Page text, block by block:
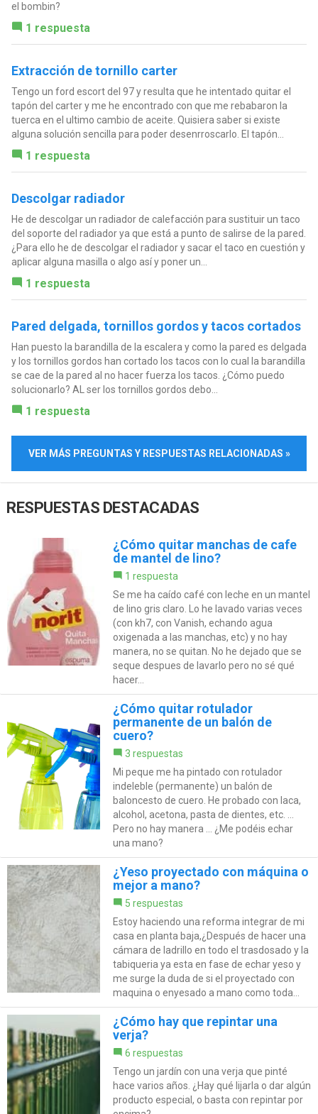
el bombin?
1 respuesta
Extracción de tornillo carter
Tengo un ford escort del 97 y resulta que he intentado quitar el
tapón del carter y me he encontrado con que me rebabaron la
tuerca en el ultimo cambio de aceite. Quisiera saber si existe
alguna solución sencilla para poder desenrroscarlo. El tapón...
1 respuesta
Descolgar radiador
He de descolgar un radiador de calefacción para sustituir un taco
del soporte del radiador ya que está a punto de salirse de la pared.
¿Para ello he de descolgar el radiador y sacar el taco en cuestión y
aplicar alguna masilla o algo así y poner un...
1 respuesta
Pared delgada, tornillos gordos y tacos cortados
Han puesto la barandilla de la escalera y como la pared es delgada
y los tornillos gordos han cortado los tacos con lo cual la barandilla
se cae de la pared al no hacer fuerza los tacos. ¿Cómo puedo
solucionarlo? AL ser los tornillos gordos debo...
1 respuesta
VER MÁS PREGUNTAS Y RESPUESTAS RELACIONADAS »
RESPUESTAS DESTACADAS
¿Cómo quitar manchas de cafe
de mantel de lino?
1 respuesta
Se me ha caído café con leche en un mantel
de lino gris claro. Lo he lavado varias veces
(con kh7, con Vanish, echando agua
oxigenada a las manchas, etc) y no hay
manera, no se quitan. No he dejado que se
seque despues de lavarlo pero no sé qué
hacer...
¿Cómo quitar rotulador
permanente de un balón de
cuero?
3 respuestas
Mi peque me ha pintado con rotulador
indeleble (permanente) un balón de
baloncesto de cuero. He probado con laca,
alcohol, acetona, pasta de dientes, etc. ...
Pero no hay manera ... ¿Me podéis echar
una mano?
¿Yeso proyectado con máquina o
mejor a mano?
5 respuestas
Estoy haciendo una reforma integrar de mi
casa en planta baja,¿Después de hacer una
cámara de ladrillo en todo el trasdosado y la
tabiqueria ya esta en fase de echar yeso y
me surge la duda de si el proyectado con
maquina o enyesado a mano como toda...
¿Cómo hay que repintar una
verja?
6 respuestas
Tengo un jardín con una verja que pinté
hace varios años. ¿Hay qué lijarla o dar algún
producto especial, o basta con repintar por